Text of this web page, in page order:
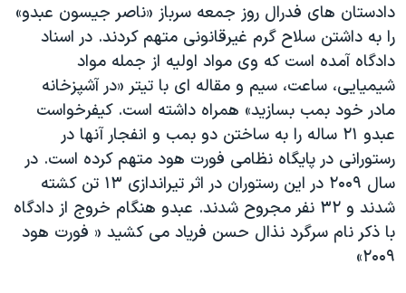
چهل سال گروگان‌گیری
قانون شفافیت دارائی کادر رهبری ایران
اعتراضات مردمی آبان ۹۸
اسرائیل در جنگ
نرگس محمدی برنده جایزه نوبل صلح
همایش محافظه‌کاران آمریکا «سی‌پک»
صفحه‌های ویژه
سفر پرزیدنت ترامپ به چین
دادستان های فدرال روز جمعه سرباز «ناصر جیسون عبدو»
را به داشتن سلاح گرم غیرقانونی متهم کردند. در اسناد
دادگاه آمده است که وی مواد اولیه از جمله مواد
شیمیایی، ساعت، سیم و مقاله ای با تیتر «در آشپزخانه
مادر خود بمب بسازید» همراه داشته است. کیفرخواست
عبدو ۲۱ ساله را به ساختن دو بمب و انفجار آنها در
رستورانی در پایگاه نظامی فورت هود متهم کرده است. در
سال ۲۰۰۹ در این رستوران در اثر تیراندازی ۱۳ تن کشته
شدند و ۳۲ نفر مجروح شدند. عبدو هنگام خروج از دادگاه
با ذکر نام سرگرد نذال حسن فریاد می کشید « فورت هود
۲۰۰۹»